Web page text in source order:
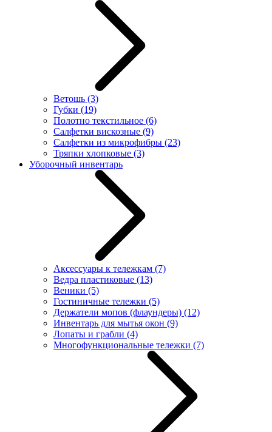
Ветошь (3)
Губки (19)
Полотно текстильное (6)
Салфетки вискозные (9)
Салфетки из микрофибры (23)
Тряпки хлопковые (3)
Уборочный инвентарь
Аксессуары к тележкам (7)
Ведра пластиковые (13)
Веники (5)
Гостиничные тележки (5)
Держатели мопов (флаундеры) (12)
Инвентарь для мытья окон (9)
Лопаты и грабли (4)
Многофункциональные тележки (7)